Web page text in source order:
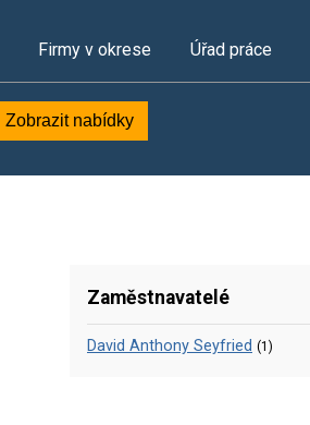
Firmy v okrese Úřad práce
Zobrazit nabídky
Zaměstnavatelé
David Anthony Seyfried (1)